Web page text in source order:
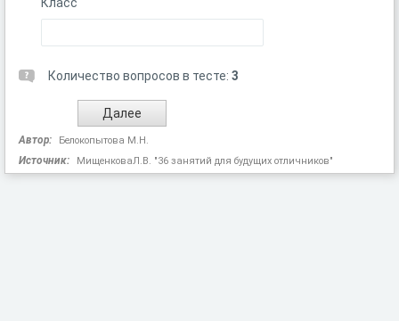
Количество вопросов в тесте: 3
Автор: Белокопытова М.Н.
Источник: МищенковаЛ.В. "36 занятий для будущих отличников"